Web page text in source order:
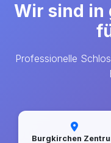
Wir sind in
Professionelle
Burgkirchen